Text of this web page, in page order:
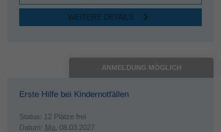
WEITERE DETAILS
ANMELDUNG MÖGLICH
Erste Hilfe bei Kindernotfällen
Status: 12 Plätze frei
Datum: Mo. 08.03.2027